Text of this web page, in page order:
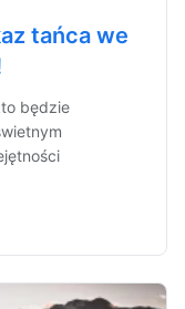
tańca we
będzie